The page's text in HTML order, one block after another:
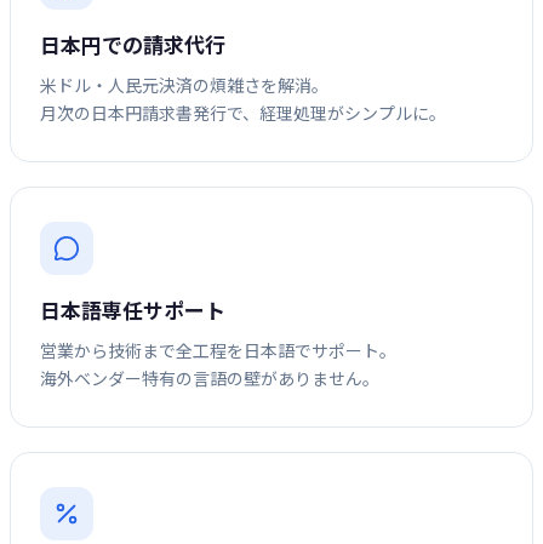
日本円での請求代行
米ドル・人民元決済の煩雑さを解消。
月次の日本円請求書発行で、経理処理がシンプルに。
日本語専任サポート
営業から技術まで全工程を日本語でサポート。
海外ベンダー特有の言語の壁がありません。